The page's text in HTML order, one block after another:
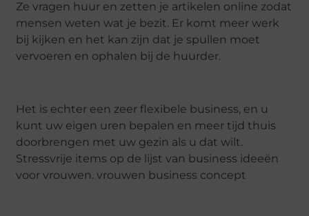
Ze vragen huur en zetten je artikelen online zodat
mensen weten wat je bezit. Er komt meer werk
bij kijken en het kan zijn dat je spullen moet
vervoeren en ophalen bij de huurder.
Het is echter een zeer flexibele business, en u
kunt uw eigen uren bepalen en meer tijd thuis
doorbrengen met uw gezin als u dat wilt.
Stressvrije items op de lijst van business ideeën
voor vrouwen. vrouwen business concept